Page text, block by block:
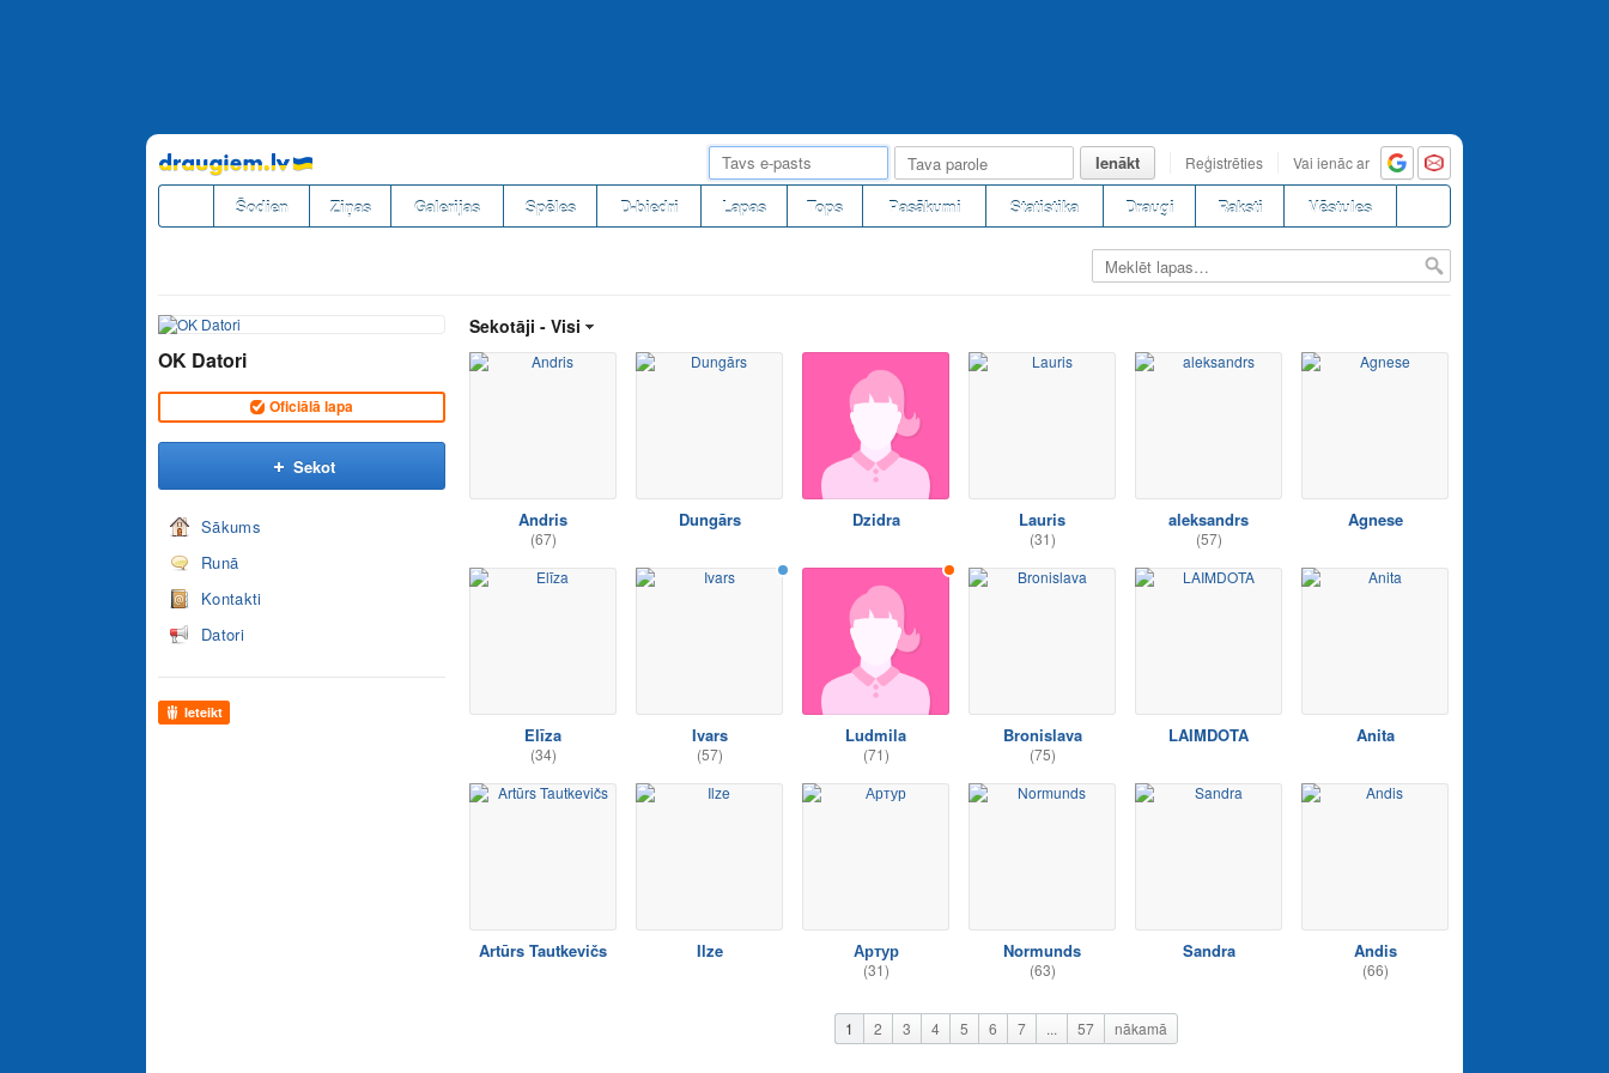
Pāriet
uz
saturu
Ienākt Reģistrēties Vai ienāc ar
Šodien Ziņas Galerijas Spēles D-biedri Lapas Tops Pasākumi Statistika Draugi Raksti Vēstules
OK Datori
Oficiālā lapa
Sekot
Sākums
Runā
Kontakti
Datori
Ieteikt
Sekotāji - Visi
Andris
(67)
Dungārs Dzidra Lauris
(31)
aleksandrs
(57)
Agnese
Elīza
(34)
Ivars
(57)
Ludmila
(71)
Bronislava
(75)
LAIMDOTA Anita
Artūrs Tautkevičs Ilze Артур
(31)
Normunds
(63)
Sandra Andis
(66)
1 2 3 4 5 6 7 ... 57 nākamā